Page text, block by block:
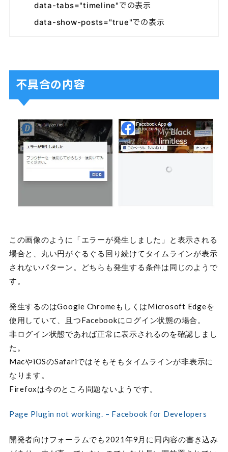
data-tabs="timeline"での表示
data-show-posts="true"での表示
不具合の内容
この画像のように「エラーが発生しました」と表示される
場合と、丸い円がぐるぐる回り続けてタイムラインが表示
されないパターン。どちらも発生する条件は同じのようで
す。
発生するのはGoogle ChromeもしくはMicrosoft Edgeを
使用していて、且つFacebookにログイン状態の場合。
非ログイン状態であれば正常に表示されるのを確認しまし
た。
MacやiOSのSafariではそもそもタイムラインが非表示に
なります。
Firefoxは今のところ問題ないようです。
Page Plugin not working. – Facebook for Developers
開発者向けフォーラムでも2021年9月に同内容の書き込み